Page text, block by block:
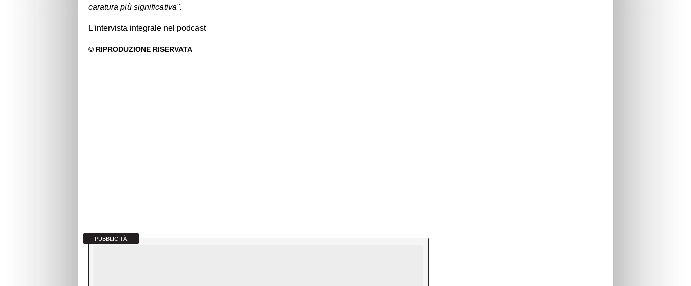
caratura più significativa".
L'intervista integrale nel podcast
PUBBLICITÀ